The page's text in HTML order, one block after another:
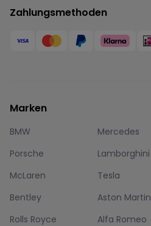
Zahlungsmethoden
Marken
BMW Mercedes
Porsche
Lamborghini
McLaren
Tesla
Bentley
Aston Martin
Rolls Royce
Alfa Romeo